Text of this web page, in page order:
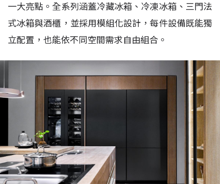
一大亮點。全系列涵蓋冷藏冰箱、冷凍冰箱、三門法
式冰箱與酒櫃，並採用模組化設計，每件設備既能獨
立配置，也能依不同空間需求自由組合。